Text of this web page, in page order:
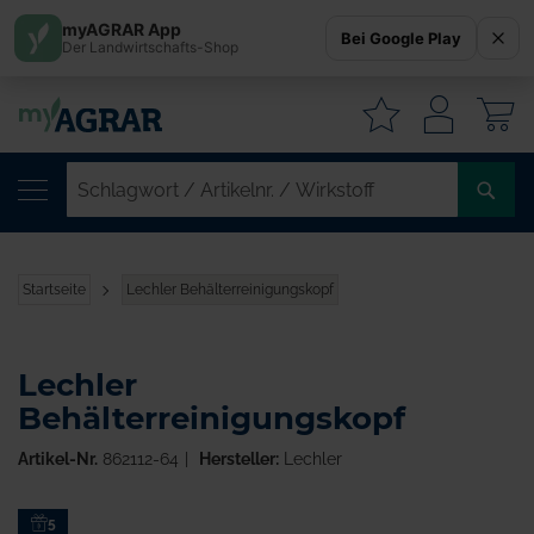
Startseite Lechler Behälterreinigungskopf
Zum5
Lechler
Behälterreinigungskopf
Artikel-Nr. 862112-64 Hersteller:Lechler
myAGRAR App
Der Landwirtschafts-Shop Bei Google Play